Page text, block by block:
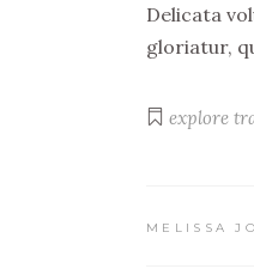
Delicata
gloriatur,
explore
MELISSA